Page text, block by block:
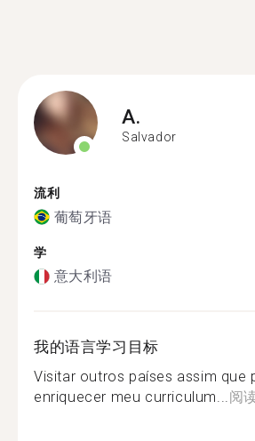
A.
Salvador
流利
葡萄牙语
学
意大利语
我的语言学习目标
Visitar outros países assim que
enriquecer meu curriculum...阅